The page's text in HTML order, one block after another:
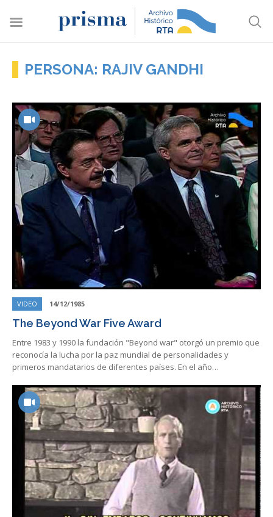
PERSONA: RAJIV GANDHI
VIDEO 14/12/1985
The Beyond War Five Award
Entre 1983 y 1990 la fundación "Beyond war" otorgó un premio que
reconocía la lucha por la paz mundial de personalidades y
primeros mandatarios de diferentes países. En el año…